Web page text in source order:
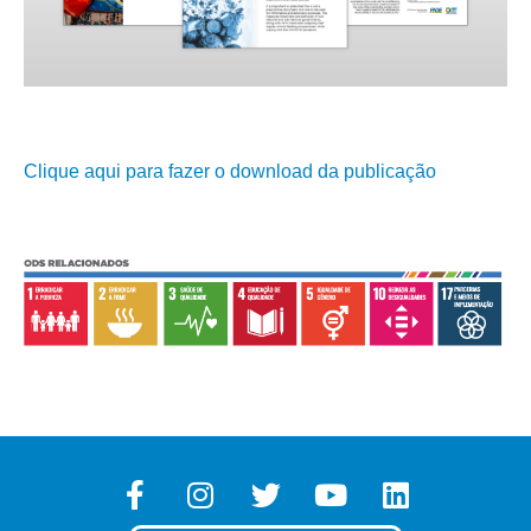
Clique aqui para fazer o download da publicação